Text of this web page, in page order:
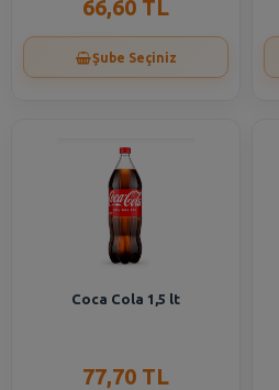
66,60 TL
Şube Seçiniz
Coca Cola 1,5 lt
77,70 TL